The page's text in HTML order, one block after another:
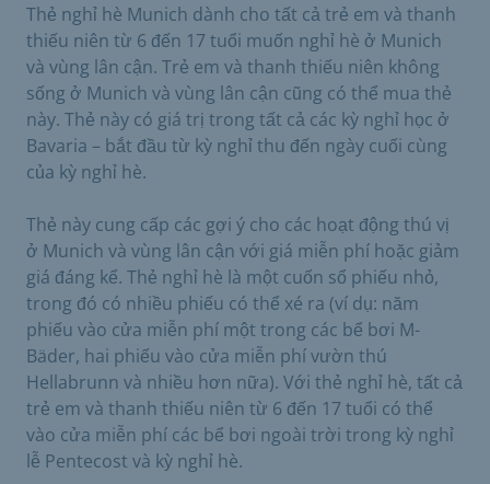
Thẻ nghỉ hè Munich dành cho tất cả trẻ em và thanh
thiếu niên từ 6 đến 17 tuổi muốn nghỉ hè ở Munich
và vùng lân cận. Trẻ em và thanh thiếu niên không
sống ở Munich và vùng lân cận cũng có thể mua thẻ
này. Thẻ này có giá trị trong tất cả các kỳ nghỉ học ở
Bavaria – bắt đầu từ kỳ nghỉ thu đến ngày cuối cùng
của kỳ nghỉ hè.
Thẻ này cung cấp các gợi ý cho các hoạt động thú vị
ở Munich và vùng lân cận với giá miễn phí hoặc giảm
giá đáng kể. Thẻ nghỉ hè là một cuốn sổ phiếu nhỏ,
trong đó có nhiều phiếu có thể xé ra (ví dụ: năm
phiếu vào cửa miễn phí một trong các bể bơi M-
Bäder, hai phiếu vào cửa miễn phí vườn thú
Hellabrunn và nhiều hơn nữa). Với thẻ nghỉ hè, tất cả
trẻ em và thanh thiếu niên từ 6 đến 17 tuổi có thể
vào cửa miễn phí các bể bơi ngoài trời trong kỳ nghỉ
lễ Pentecost và kỳ nghỉ hè.